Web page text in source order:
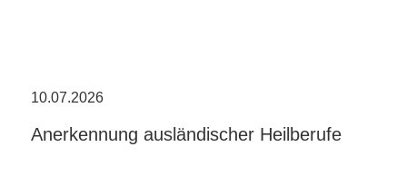
10.07.2026
Anerkennung ausländischer Heilberufe